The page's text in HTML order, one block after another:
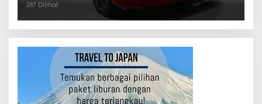
287 Dilihat